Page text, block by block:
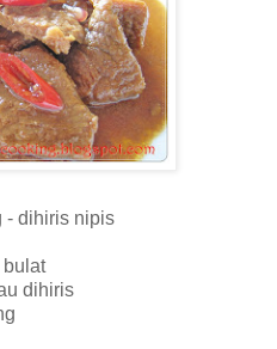
- dihiris nipis
bulat
dihiris